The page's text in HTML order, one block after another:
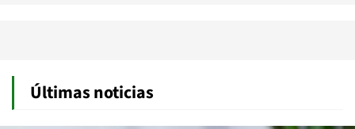
Últimas noticias